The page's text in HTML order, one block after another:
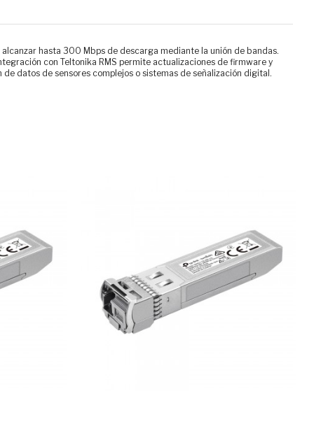
hasta 300 Mbps de descarga mediante la unión de bandas.
con Teltonika RMS permite actualizaciones de firmware y
datos de sensores complejos o sistemas de señalización digital.